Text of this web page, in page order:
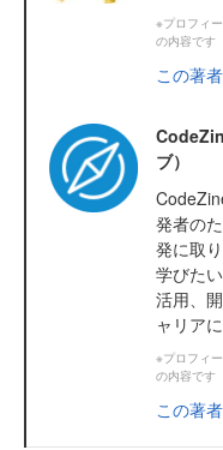
※プロフィ
の内容です
この著
ブ）
発者の
発に取
学びた
活用、
ャリア
※プロフィ
の内容です
この著